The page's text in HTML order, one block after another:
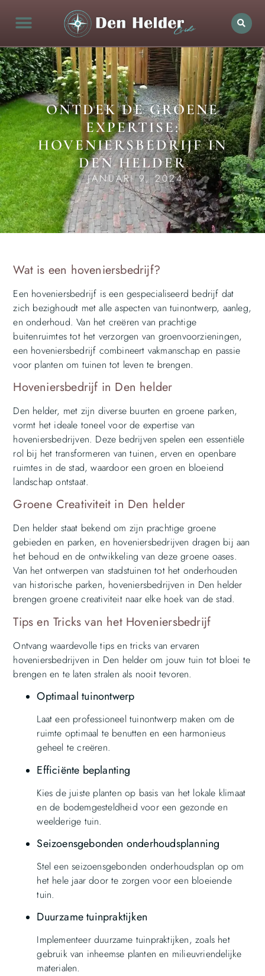
ONTDEK DE GROENE
EXPERTISE:
HOVENIERSBEDRIJF IN
DEN HELDER
JANUARI 9, 2024
Wat is een hoveniersbedrijf?
Een hoveniersbedrijf is een gespecialiseerd bedrijf dat
zich bezighoudt met alle aspecten van tuinontwerp, aanleg,
en onderhoud. Van het creëren van prachtige
buitenruimtes tot het verzorgen van groenvoorzieningen,
een hoveniersbedrijf combineert vakmanschap en passie
voor planten om tuinen tot leven te brengen.
Hoveniersbedrijf in Den helder
Den helder, met zijn diverse buurten en groene parken,
vormt het ideale toneel voor de expertise van
hoveniersbedrijven. Deze bedrijven spelen een essentiële
rol bij het transformeren van tuinen, erven en openbare
ruimtes in de stad, waardoor een groen en bloeiend
landschap ontstaat.
Groene Creativiteit in Den helder
Den helder staat bekend om zijn prachtige groene
gebieden en parken, en hoveniersbedrijven dragen bij aan
het behoud en de ontwikkeling van deze groene oases.
Van het ontwerpen van stadstuinen tot het onderhouden
van historische parken, hoveniersbedrijven in Den helder
brengen groene creativiteit naar elke hoek van de stad.
Tips en Tricks van het Hoveniersbedrijf
Ontvang waardevolle tips en tricks van ervaren
hoveniersbedrijven in Den helder om jouw tuin tot bloei te
brengen en te laten stralen als nooit tevoren.
Optimaal tuinontwerp
Laat een professioneel tuinontwerp maken om de
ruimte optimaal te benutten en een harmonieus
geheel te creëren.
Efficiënte beplanting
Kies de juiste planten op basis van het lokale klimaat
en de bodemgesteldheid voor een gezonde en
weelderige tuin.
Seizoensgebonden onderhoudsplanning
Stel een seizoensgebonden onderhoudsplan op om
het hele jaar door te zorgen voor een bloeiende
tuin.
Duurzame tuinpraktijken
Implementeer duurzame tuinpraktijken, zoals het
gebruik van inheemse planten en milieuvriendelijke
materialen.